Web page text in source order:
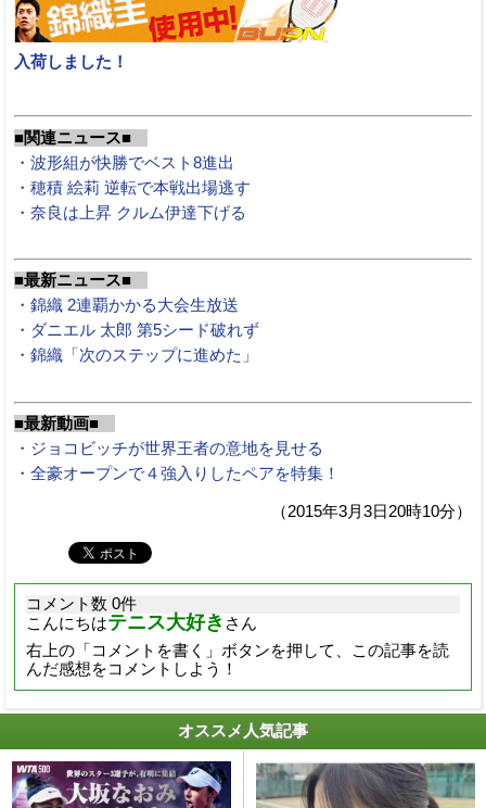
入荷しました！
■関連ニュース■
・波形組が快勝でベスト8進出
・穂積 絵莉 逆転で本戦出場逃す
・奈良は上昇 クルム伊達下げる
■最新ニュース■
・錦織 2連覇かかる大会生放送
・ダニエル 太郎 第5シード破れず
・錦織「次のステップに進めた」
■最新動画■
・ジョコビッチが世界王者の意地を見せる
・全豪オープンで４強入りしたペアを特集！
（2015年3月3日20時10分）
コメント数 0件
こんにちはテニス大好き さん
右上の「コメントを書く」ボタンを押して、この記事を読
んだ感想をコメントしよう！
オススメ人気記事